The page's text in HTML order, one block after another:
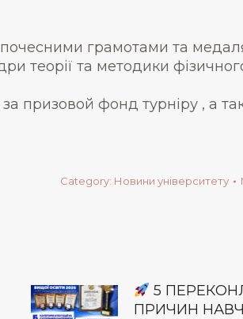
грамотами та
теорії та методики
призовой фонд турніру , а
Category: Новини університету
5
ПРИЧИН